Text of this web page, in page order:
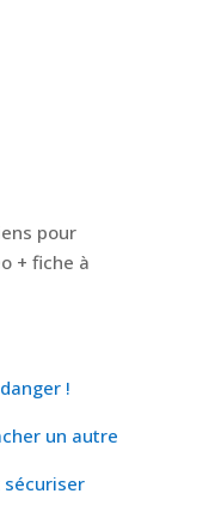
pour
+ fiche à
!
un autre
sécuriser